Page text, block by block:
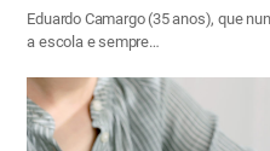
Eduardo Camargo (35 anos), que
a escola e sempre…